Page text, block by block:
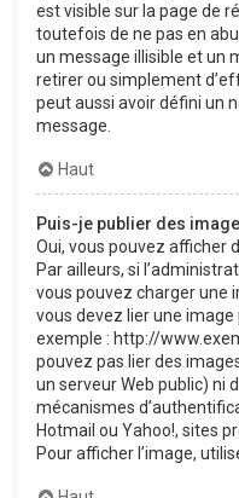
est visible sur la page de
toutefois de ne pas en
un message illisible et un
retirer ou simplement
peut aussi avoir défini un
message.
Haut
Puis-je publier des
Oui, vous pouvez afficher
Par ailleurs, si
vous pouvez charger une
vous devez lier une image
exemple : http://
pouvez pas lier des
un serveur Web public) ni
mécanismes
Hotmail ou Yahoo!, sites
Pour afficher l’image,